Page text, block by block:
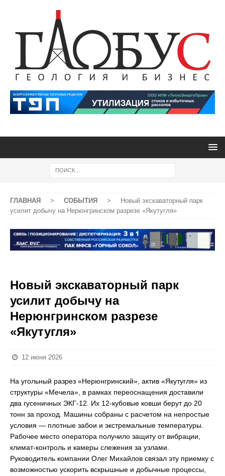
ГЛАВНАЯ > СОБЫТИЯ >
Новый экскаваторный парк
усилит добычу на Нерюнгринском разрезе «Якутугля»
Новый экскаваторный парк
усилит добычу на
Нерюнгринском разрезе
«Якутугля»
12 июня 2026
На угольный разрез «Нерюнгринский», актив «Якутугля» из
структуры «Мечела», в рамках переоснащения доставили
два гусеничных ЭКГ-12. Их 12-кубовые ковши берут до 20
тонн за проход. Машины собраны с расчетом на непростые
условия — плотные забои и экстремальные температуры.
Рабочее место оператора получило защиту от вибрации,
климат-контроль и камеры слежения за узлами.
Руководитель компании Олег Михайлов связал эту приемку с
возможностью ускорить вскрышные и добычные процессы,